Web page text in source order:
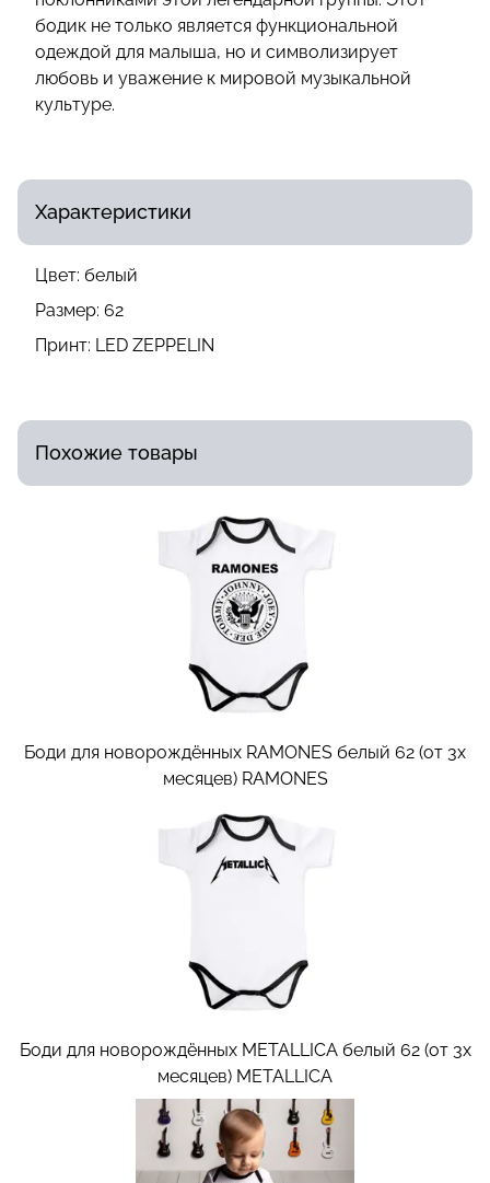
бодик не только является функциональной
одеждой для малыша, но и символизирует
любовь и уважение к мировой музыкальной
культуре.
Характеристики
Цвет: белый
Размер: 62
Принт: LED ZEPPELIN
Похожие товары
Боди для новорождённых RAMONES белый 62 (от 3х
месяцев) RAMONES
Боди для новорождённых METALLICA белый 62 (от 3х
месяцев) METALLICA